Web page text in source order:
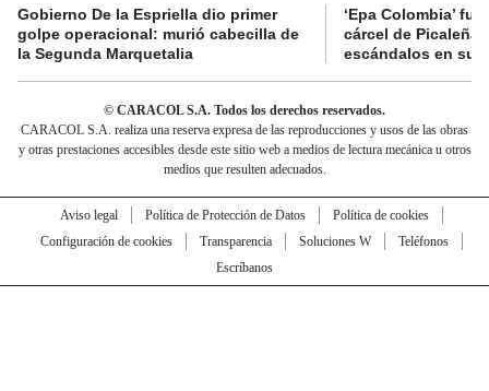
Gobierno De la Espriella dio primer
golpe operacional: murió cabecilla de
la Segunda Marquetalia
‘Epa Colombia’
cárcel de Picaleña
escándalos en su
© CARACOL S.A. Todos los derechos reservados.
CARACOL S.A. realiza una reserva expresa de las reproducciones y usos de las obras
y otras prestaciones accesibles desde este sitio web a medios de lectura mecánica u otros
medios que resulten adecuados.
Aviso legal Política de Protección de Datos
Política de cookies
Configuración de cookies
Transparencia Soluciones W
Teléfonos
Escríbanos